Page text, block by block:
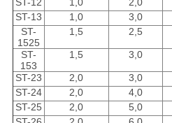
ST-12 1,0 2,0
ST-13
1,0 3,0
ST-
1525
1,5 2,5
ST-
153
1,5 3,0
ST-23 2,0 3,0
ST-24
2,0 4,0
ST-25
2,0 5,0